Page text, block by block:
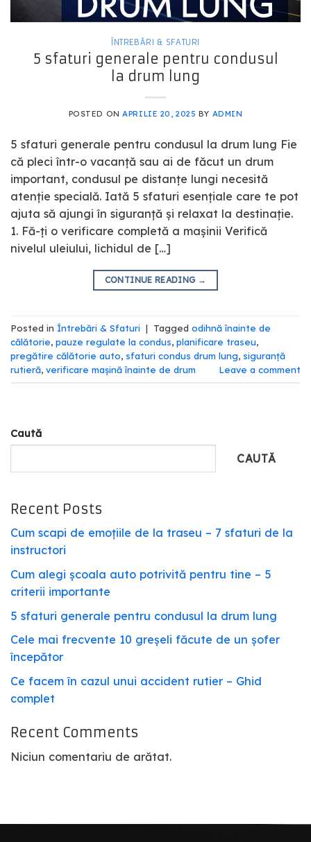
ÎNTREBĂRI & SFATURI
5 sfaturi generale pentru condusul
la drum lung
POSTED ONAPRILIE 20, 2025 BY ADMIN
5 sfaturi generale pentru condusul la drum lung Fie
că pleci într-o vacanță sau ai de făcut un drum
important, condusul pe distanțe lungi necesită
atenție specială. Iată 5 sfaturi esențiale care te pot
ajuta să ajungi în siguranță și relaxat la destinație.
1. Fă-ți o verificare completă a mașinii Verifică
nivelul uleiului, lichidul de […]
CONTINUE READING →
Posted in Întrebări & Sfaturi | Tagged odihnă înainte de
călătorie, pauze regulate la condus, planificare traseu,
pregătire călătorie auto, sfaturi condus drum lung, siguranță
rutieră, verificare mașină înainte de drum Leave a comment
Caută
CAUTĂ
Recent Posts
Cum scapi de emoțiile de la traseu – 7 sfaturi de la
instructori
Cum alegi școala auto potrivită pentru tine – 5
criterii importante
5 sfaturi generale pentru condusul la drum lung
Cele mai frecvente 10 greșeli făcute de un șofer
începător
Ce facem în cazul unui accident rutier – Ghid
complet
Recent Comments
Niciun comentariu de arătat.